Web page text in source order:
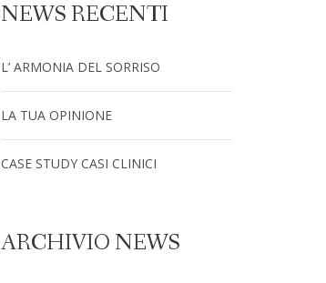
NEWS RECENTI
L’ ARMONIA DEL SORRISO
LA TUA OPINIONE
CASE STUDY CASI CLINICI
ARCHIVIO NEWS